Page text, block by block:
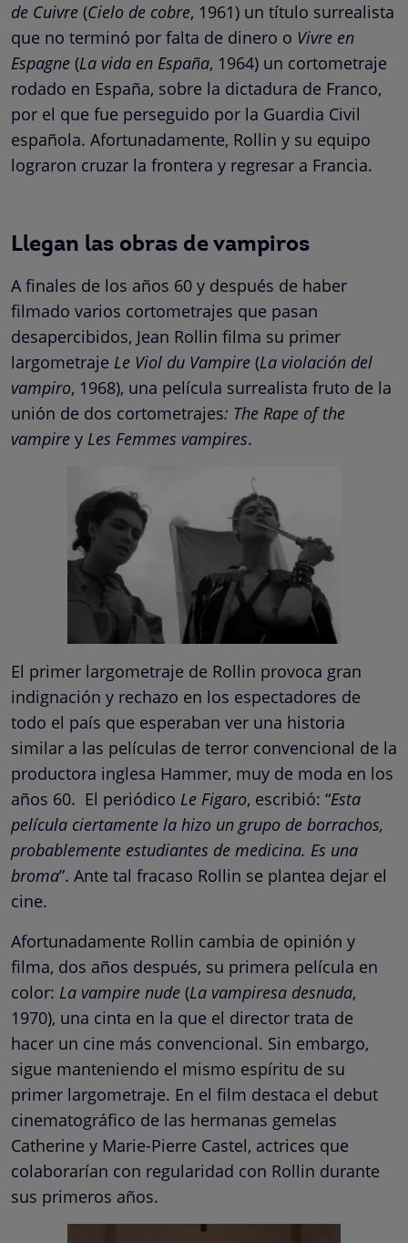
de Cuivre (Cielo de cobre, 1961) un título surrealista
que no terminó por falta de dinero o Vivre en
Espagne (La vida en España, 1964) un cortometraje
rodado en España, sobre la dictadura de Franco,
por el que fue perseguido por la Guardia Civil
española. Afortunadamente, Rollin y su equipo
lograron cruzar la frontera y regresar a Francia.
Llegan las obras de vampiros
A finales de los años 60 y después de haber
filmado varios cortometrajes que pasan
desapercibidos, Jean Rollin filma su primer
largometraje Le Viol du Vampire (La violación del
vampiro, 1968), una película surrealista fruto de la
unión de dos cortometrajes: The Rape of the
vampire y Les Femmes vampires.
El primer largometraje de Rollin provoca gran
indignación y rechazo en los espectadores de
todo el país que esperaban ver una historia
similar a las películas de terror convencional de la
productora inglesa Hammer, muy de moda en los
años 60. El periódico Le Figaro, escribió: “Esta
película ciertamente la hizo un grupo de borrachos,
probablemente estudiantes de medicina. Es una
broma”. Ante tal fracaso Rollin se plantea dejar el
cine.
Afortunadamente Rollin cambia de opinión y
filma, dos años después, su primera película en
color: La vampire nude (La vampiresa desnuda,
1970), una cinta en la que el director trata de
hacer un cine más convencional. Sin embargo,
sigue manteniendo el mismo espíritu de su
primer largometraje. En el film destaca el debut
cinematográfico de las hermanas gemelas
Catherine y Marie-Pierre Castel, actrices que
colaborarían con regularidad con Rollin durante
sus primeros años.